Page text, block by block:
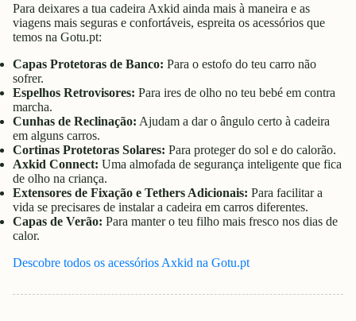
Para deixares a tua cadeira Axkid ainda mais à maneira e as
viagens mais seguras e confortáveis, espreita os acessórios que
temos na Gotu.pt:
Capas Protetoras de Banco: Para o estofo do teu carro não
sofrer.
Espelhos Retrovisores: Para ires de olho no teu bebé em contra
marcha.
Cunhas de Reclinação: Ajudam a dar o ângulo certo à cadeira
em alguns carros.
Cortinas Protetoras Solares: Para proteger do sol e do calorão.
Axkid Connect: Uma almofada de segurança inteligente que fica
de olho na criança.
Extensores de Fixação e Tethers Adicionais: Para facilitar a
vida se precisares de instalar a cadeira em carros diferentes.
Capas de Verão: Para manter o teu filho mais fresco nos dias de
calor.
Descobre todos os acessórios Axkid na Gotu.pt